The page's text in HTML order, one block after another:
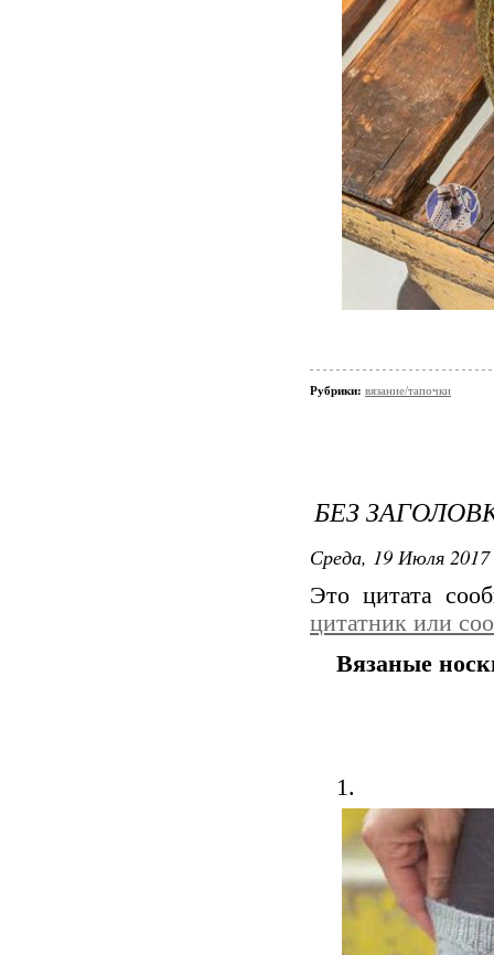
Рубрики: вязание/тапочки
БЕЗ
Среда, 19 Июля
Это цитата
цитатник или
Вязаные
1.